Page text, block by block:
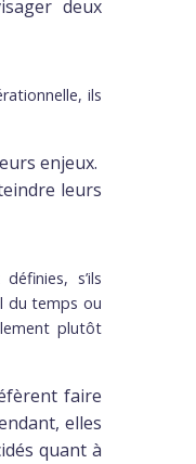
deux
ils
enjeux.
leurs
s’ils
du temps ou
plutôt
faire
elles
quant à